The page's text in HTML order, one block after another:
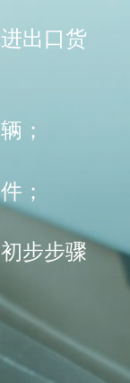
出口货
；
；
步步骤